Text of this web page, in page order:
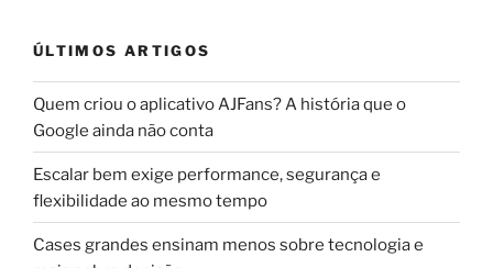
ÚLTIMOS ARTIGOS
Quem criou o aplicativo AJFans? A história que o
Google ainda não conta
Escalar bem exige performance, segurança e
flexibilidade ao mesmo tempo
Cases grandes ensinam menos sobre tecnologia e